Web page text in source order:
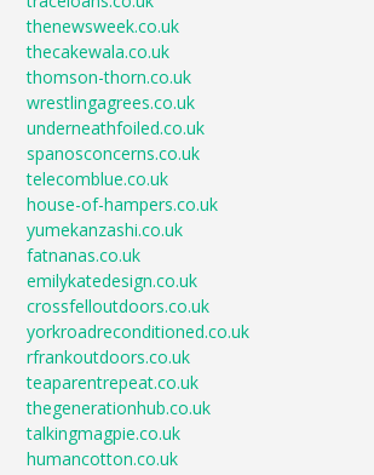
thenewsweek.co.uk
thecakewala.co.uk
thomson-thorn.co.uk
wrestlingagrees.co.uk
underneathfoiled.co.uk
spanosconcerns.co.uk
telecomblue.co.uk
house-of-hampers.co.uk
yumekanzashi.co.uk
fatnanas.co.uk
emilykatedesign.co.uk
crossfelloutdoors.co.uk
yorkroadreconditioned.co.uk
rfrankoutdoors.co.uk
teaparentrepeat.co.uk
thegenerationhub.co.uk
talkingmagpie.co.uk
humancotton.co.uk